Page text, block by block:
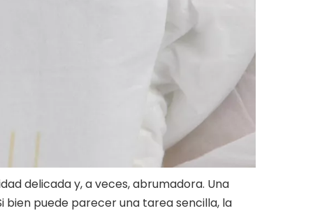
delicada y, a veces, abrumadora. Una
puede parecer una tarea sencilla, la